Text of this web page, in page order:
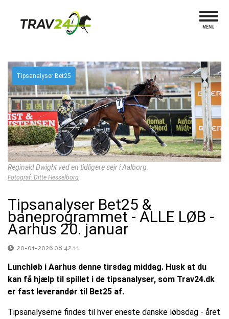
Tipsanalyser Bet25
Reginald Dwight ved en tidligere sejr i Aalborg.
Fotograf: Ditte Hesselborg
Tipsanalyser Bet25 &
baneprogrammet - ALLE LØB -
Aarhus 20. januar
20-01-2026 08:42:11
Lunchløb i Aarhus denne tirsdag middag. Husk at du
kan få hjælp til spillet i de tipsanalyser, som Trav24.dk
er fast leverandør til Bet25 af.
Tipsanalyserne findes til hver eneste danske løbsdag - året